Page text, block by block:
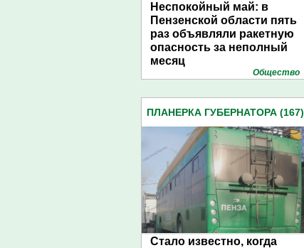
Неспокойный май: в
Пензенской области пять
раз объявляли ракетную
опасность за неполный
месяц
Общество
ПЛАНЕРКА ГУБЕРНАТОРА (167)
Стало известно, когда